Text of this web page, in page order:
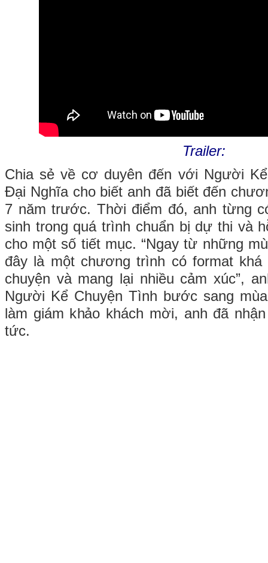
Trailer:
Chia sẻ về cơ duyên đến với Người
Đại Nghĩa cho biết anh đã biết đến
7 năm trước. Thời điểm đó, anh từng
sinh trong quá trình chuẩn bị dự thi và
cho một số tiết mục. “Ngay từ những
đây là một chương trình có format
chuyện và mang lại nhiều cảm xúc”,
Người Kể Chuyện Tình bước sang
làm giám khảo khách mời, anh đã
tức.